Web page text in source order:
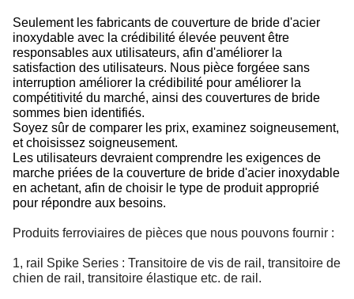
Seulement les fabricants de couverture de bride d'acier
inoxydable avec la crédibilité élevée peuvent être
responsables aux utilisateurs, afin d'améliorer la
satisfaction des utilisateurs. Nous pièce forgéee sans
interruption améliorer la crédibilité pour améliorer la
compétitivité du marché, ainsi des couvertures de bride
sommes bien identifiés.
Soyez sûr de comparer les prix, examinez soigneusement,
et choisissez soigneusement.
Les utilisateurs devraient comprendre les exigences de
marche priées de la couverture de bride d'acier inoxydable
en achetant, afin de choisir le type de produit approprié
pour répondre aux besoins.
Produits ferroviaires de pièces que nous pouvons fournir :
1, rail Spike Series : Transitoire de vis de rail, transitoire de
chien de rail, transitoire élastique etc. de rail.